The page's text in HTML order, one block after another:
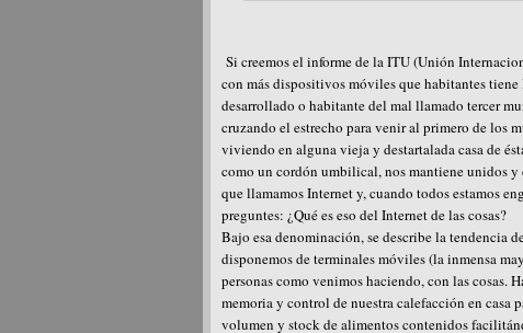
Si creemos el informe de la ITU (Unión
con más dispositivos móviles que habitantes
desarrollado o habitante del mal llamado tercer
cruzando el estrecho para venir al primero de los
viviendo en alguna vieja y destartalada casa de
como un cordón umbilical, nos mantiene unidos
que llamamos Internet y, cuando todos estamos
preguntes: ¿Qué es eso del Internet de las cosas?
Bajo esa denominación, se describe la tendencia
disponemos de terminales móviles (la inmensa
personas como venimos haciendo, con las cosas.
memoria y control de nuestra calefacción en casa
volumen y stock de alimentos contenidos